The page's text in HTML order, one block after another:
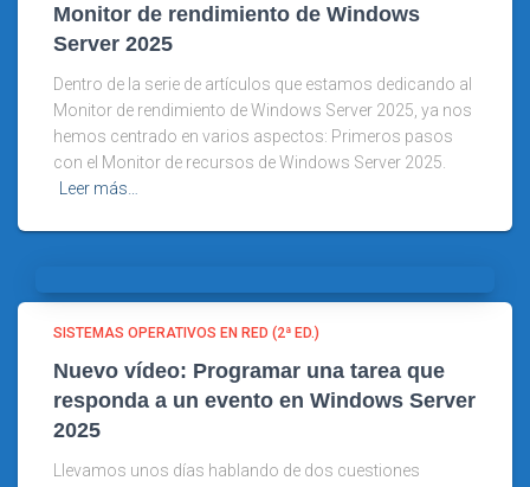
Monitor de rendimiento de Windows
Server 2025
Dentro de la serie de artículos que estamos dedicando al
Monitor de rendimiento de Windows Server 2025, ya nos
hemos centrado en varios aspectos: Primeros pasos
con el Monitor de recursos de Windows Server 2025.
Leer más…
SISTEMAS OPERATIVOS EN RED (2ª ED.)
Nuevo vídeo: Programar una tarea que
responda a un evento en Windows Server
2025
Llevamos unos días hablando de dos cuestiones